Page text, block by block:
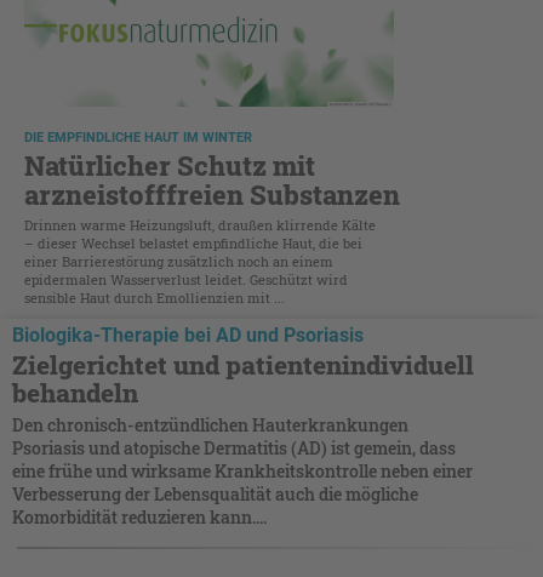
DIE EMPFINDLICHE HAUT IM WINTER
Natürlicher Schutz mit
arzneistofffreien Substanzen
Drinnen warme Heizungsluft, draußen klirrende Kälte
– dieser Wechsel belastet empfindliche Haut, die bei
einer Barrierestörung zusätzlich noch an einem
epidermalen Wasserverlust leidet. Geschützt wird
sensible Haut durch Emollienzien mit ...
Biologika-Therapie bei AD und Psoriasis
Zielgerichtet und patientenindividuell
behandeln
Den chronisch-entzündlichen Hauterkrankungen
Psoriasis und atopische Dermatitis (AD) ist gemein, dass
eine frühe und wirksame Krankheitskontrolle neben einer
Verbesserung der Lebensqualität auch die mögliche
Komorbidität reduzieren kann....